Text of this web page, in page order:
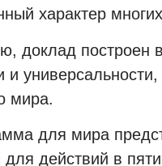
характер
доклад построен
и
мира.
для мира
действий в